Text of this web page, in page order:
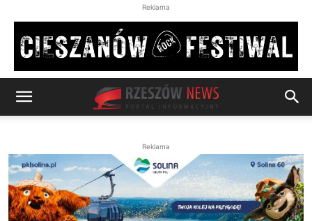
Reklama
Reklama